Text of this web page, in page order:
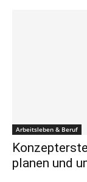
Arbeitsleben & Beruf
planen und